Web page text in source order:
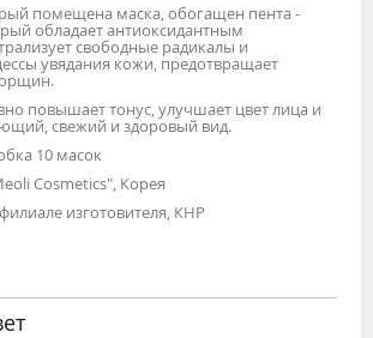
помещена маска, обогащен пента -
обладает антиоксидантным
свободные радикалы и
увядания кожи, предотвращает
повышает тонус, улучшает цвет лица и
свежий и здоровый вид.
10 масок
Cosmetics", Корея
изготовителя, КНР